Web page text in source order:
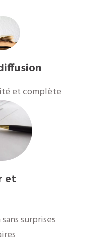
et complète
et
surprises